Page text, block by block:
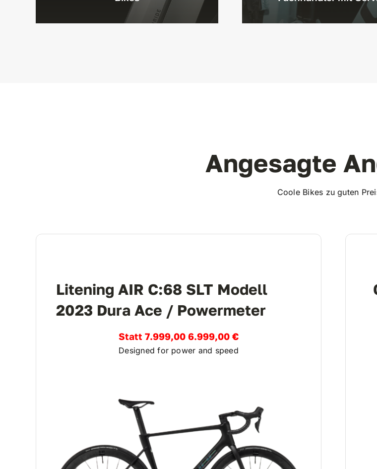
Angesagte
Coole Bikes zu guten
Litening AIR C:68 SLT Modell
2023 Dura Ace / Powermeter
Statt 7.999,00 6.999,00 €
Designed for power and speed